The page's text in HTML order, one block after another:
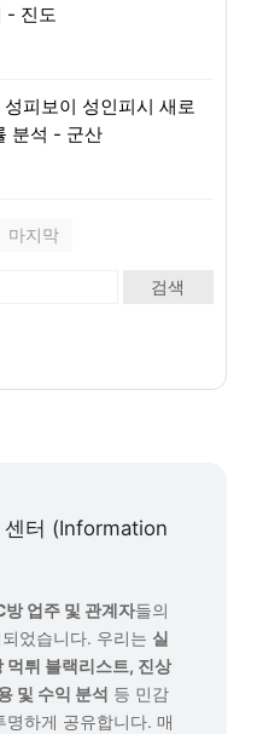
- 진도
피보이 성인피시 새로
분석 - 군산
마지막
검색
센터 (Information
방 업주 및 관계자들의
었습니다. 우리는 실
먹튀 블랙리스트, 진상
및 수익 분석 등 민감
하게 공유합니다. 매